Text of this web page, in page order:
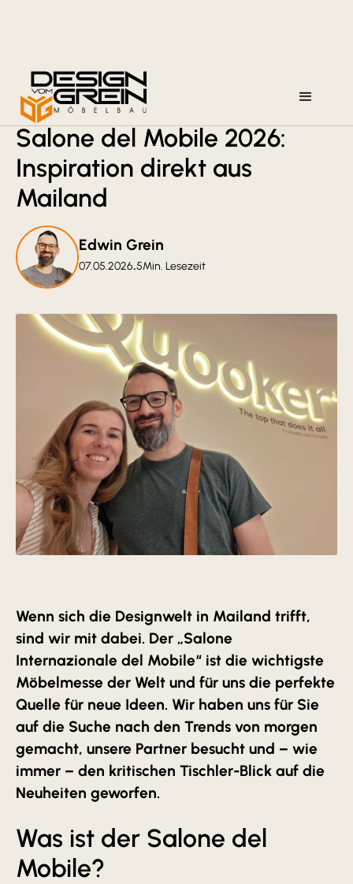
Blog Events
Salone del Mobile 2026:
Inspiration direkt aus
Mailand
Edwin Grein
07.05.2026•5Min. Lesezeit
Wenn sich die Designwelt in Mailand trifft,
sind wir mit dabei. Der „Salone
Internazionale del Mobile“ ist die wichtigste
Möbelmesse der Welt und für uns die perfekte
Quelle für neue Ideen. Wir haben uns für Sie
auf die Suche nach den Trends von morgen
gemacht, unsere Partner besucht und – wie
immer – den kritischen Tischler-Blick auf die
Neuheiten geworfen.
Was ist der Salone del
Mobile?